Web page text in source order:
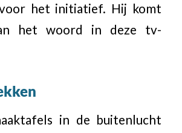
het initiatief. Hij komt
het woord in deze tv-
in de buitenlucht